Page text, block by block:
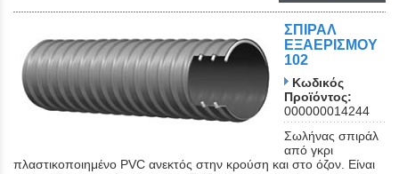
ΣΠΙΡΑΛ
ΕΞΑΕΡΙΣΜΟΥ
102
Κωδικός
Προϊόντος:
000000014244
Σωλήνας σπιράλ
από γκρι
πλαστικοποιημένο PVC ανεκτός στην κρούση και στο όζον. Είναι